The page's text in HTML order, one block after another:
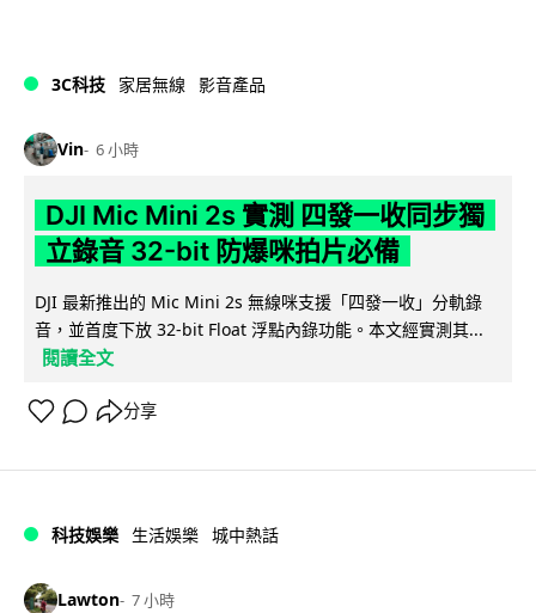
3C科技 家居無線 影音產品
Vin 6 小時
DJI Mic Mini 2s 實測 四發一收同步獨
立錄音 32-bit 防爆咪拍片必備
DJI 最新推出的 Mic Mini 2s 無線咪支援「四發一收」分軌錄
音，並首度下放 32-bit Float 浮點內錄功能。本文經實測其...
閱讀全文
分享
科技娛樂 生活娛樂 城中熱話
Lawton 7 小時